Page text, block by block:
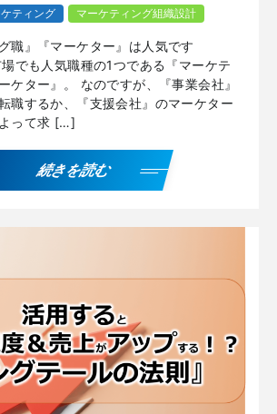
ティング マーケティング組織設計
職』『マーケター』は人気です
でも人気職種の1つである『マーケテ
ケター』。 なのですが、『事業会社』
職するか、『支援会社』のマーケター
って求 […]
続きを読む